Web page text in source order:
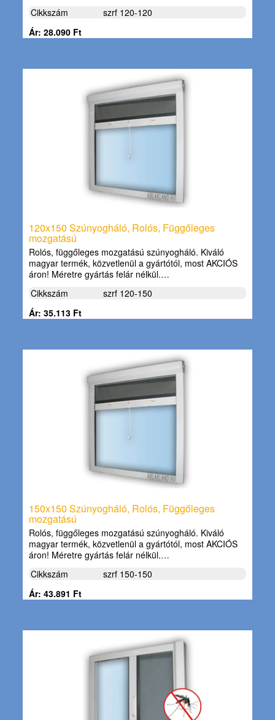
Cikkszám
szrf 120-120
Ár: 28.090 Ft
120x150 Szúnyogháló, Rolós, Függőleges
mozgatású
Rolós, függőleges mozgatású szúnyogháló. Kiváló
magyar termék, közvetlenül a gyártótól, most AKCIÓS
áron! Méretre gyártás felár nélkül.…
Cikkszám
szrf 120-150
Ár: 35.113 Ft
150x150 Szúnyogháló, Rolós, Függőleges
mozgatású
Rolós, függőleges mozgatású szúnyogháló. Kiváló
magyar termék, közvetlenül a gyártótól, most AKCIÓS
áron! Méretre gyártás felár nélkül.…
Cikkszám
szrf 150-150
Ár: 43.891 Ft